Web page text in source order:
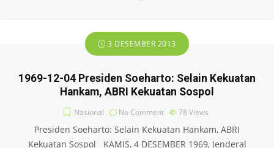
3 DESEMBER 2013
1969-12-04 Presiden Soeharto: Selain Kekuatan
Hankam, ABRI Kekuatan Sospol
Nasional No Comment 78 Views
Presiden Soeharto: Selain Kekuatan Hankam, ABRI
Kekuatan Sospol KAMIS, 4 DESEMBER 1969, Jenderal